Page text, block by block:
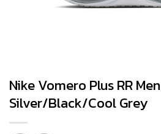
Nike Vomero Plus RR
Silver/Black/Cool Grey